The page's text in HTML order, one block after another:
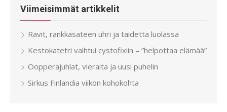
Viimeisimmät artikkelit
Ravit, rankkasateen uhri ja taidetta luolassa
Kestokatetri vaihtui cystofixiin – ”helpottaa elämää”
Oopperajuhlat, vieraita ja uusi puhelin
Sirkus Finlandia viikon kohokohta